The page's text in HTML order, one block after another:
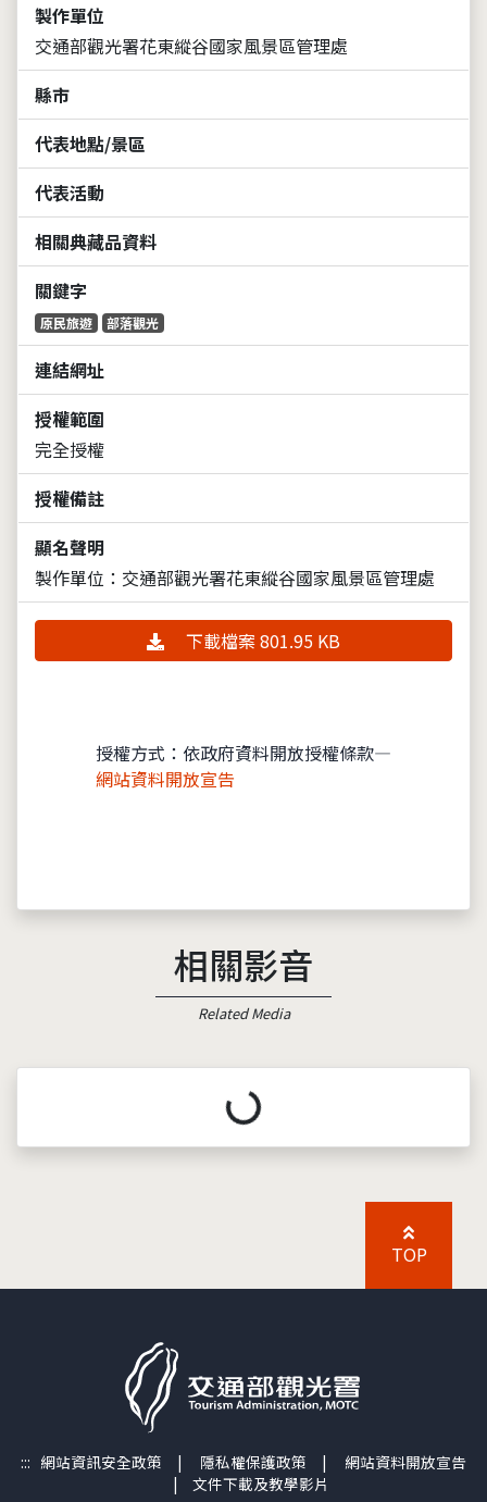
製作單位
交通部觀光署花東縱谷國家風景區管理處
縣市
代表地點/景區
代表活動
相關典藏品資料
關鍵字
原民旅遊 部落觀光
連結網址
授權範圍
完全授權
授權備註
顯名聲明
製作單位：交通部觀光署花東縱谷國家風景區管理處
下載檔案 801.95 KB
授權方式：依政府資料開放授權條款—
網站資料開放宣告
相關影音
Related Media
載入中...
TOP
::: 網站資訊安全政策 | 隱私權保護政策 | 網站資料開放宣告
| 文件下載及教學影片